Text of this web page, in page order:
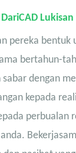
CAD
pereka
bertahun-
dengan
kepada
perbualan